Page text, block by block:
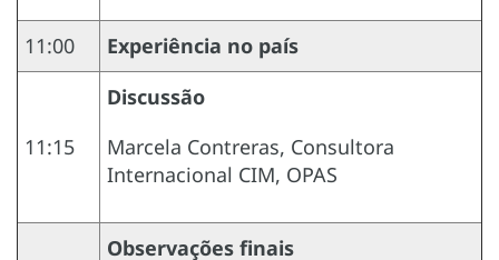
11:00 Experiência no país
11:15
Discussão
Marcela Contreras, Consultora
Internacional CIM, OPAS
Observações finais